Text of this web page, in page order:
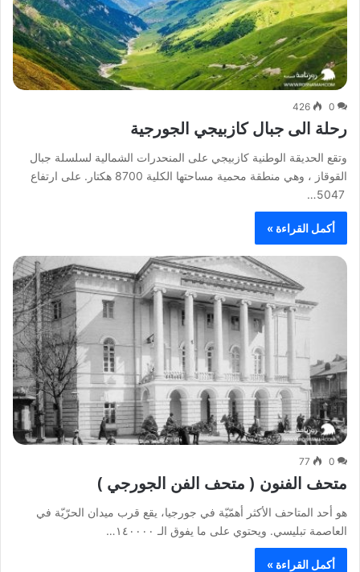
0
426
رحلة الى جبال كازبيجي الجورجية
وتقع الحديقة الوطنية كازبيجي على المنحدرات الشمالية لسلسلة جبال
القوقاز ، وهي منطقة محمية مساحتها الكلية 8700 هكتار. على ارتفاع
5047…
أكمل القراءة »
0
77
متحف الفنون ( متحف الفن الجورجي )
هو أحد المتاحف الأكثر أهمّيّة في جورجيا، يقع قرب ميدان الحرّيّة في
العاصمة تبليسي. ويحتوي على ما يفوق الـ ١٤٠٠٠٠…
أكمل القراءة »